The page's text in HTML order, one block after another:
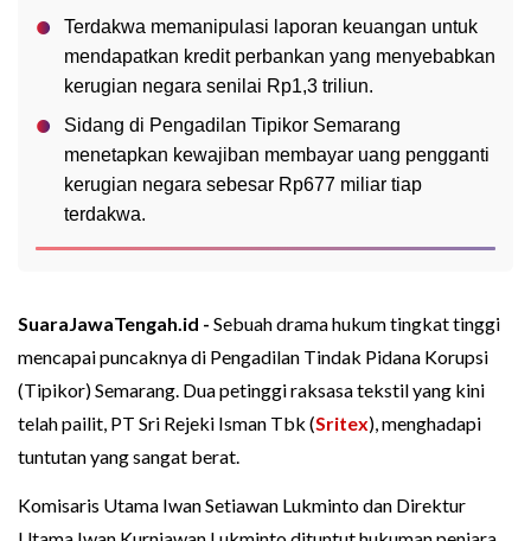
Terdakwa memanipulasi laporan keuangan untuk
mendapatkan kredit perbankan yang menyebabkan
kerugian negara senilai Rp1,3 triliun.
Sidang di Pengadilan Tipikor Semarang
menetapkan kewajiban membayar uang pengganti
kerugian negara sebesar Rp677 miliar tiap
terdakwa.
SuaraJawaTengah.id - Sebuah drama hukum tingkat tinggi
mencapai puncaknya di Pengadilan Tindak Pidana Korupsi
(Tipikor) Semarang. Dua petinggi raksasa tekstil yang kini
telah pailit, PT Sri Rejeki Isman Tbk (Sritex), menghadapi
tuntutan yang sangat berat.
Komisaris Utama Iwan Setiawan Lukminto dan Direktur